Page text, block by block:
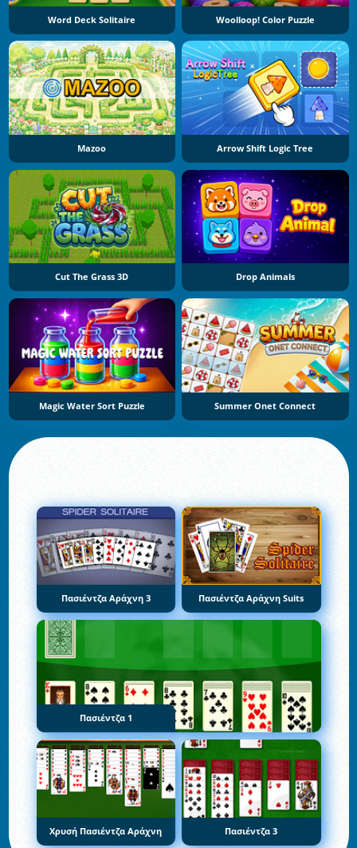
Word Deck Solitaire Woolloop! Color Puzzle
Mazoo Arrow Shift Logic Tree
Cut The Grass 3D Drop Animals
Magic Water Sort Puzzle Summer Onet Connect
Πασιέντζα Αράχνη 3 Πασιέντζα Αράχνη Suits
Πασιέντζα 1
Χρυσή Πασιέντζα Αράχνη Πασιέντζα 3